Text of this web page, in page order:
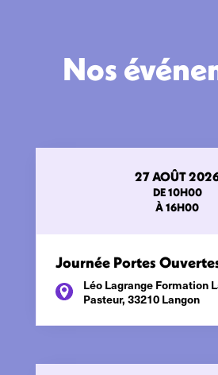
Nos
27 AOÛT
DE 10H00
À 16H00
Journée Portes
Léo Lagrange Formation
Pasteur, 33210 Langon